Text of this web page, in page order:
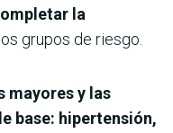
la
grupos de riesgo.
mayores y las
base: hipertensión,